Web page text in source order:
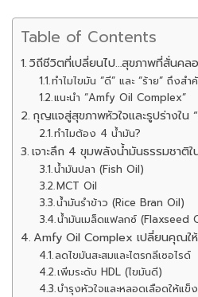
Table of Contents
วิถีชีวิตที่เปลี่ยนไป…สุขภาพที่สั่นคล
ทำไมไขมัน “ดี” และ “ร้าย” ถึง
แนะนำ “Amfy Oil Complex”
กุญแจสู่สุขภาพหัวใจและรูปร่างใน
ทำไมต้อง 4 น้ำมัน?
เจาะลึก 4 ขุมพลังน้ำมันธรรมชาติ
น้ำมันปลา (Fish Oil)
MCT Oil
น้ำมันรำข้าว (Rice Bran Oil)
น้ำมันเมล็ดแฟลกซ์ (Flaxseed
Amfy Oil Complex เปลี่ยนคุณใ
ลดไขมันสะสมและไตรกลีเซอไรด์
เพิ่มระดับ HDL (ไขมันดี)
บำรุงหัวใจและหลอดเลือดให้แข็